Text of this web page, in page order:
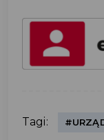
Tagi: